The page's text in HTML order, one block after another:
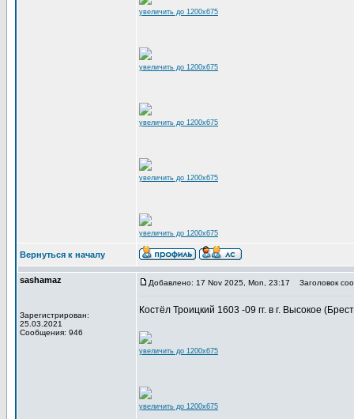
увеличить до 1200x675
увеличить до 1200x675
увеличить до 1200x675
увеличить до 1200x675
увеличить до 1200x675
Вернуться к началу
sashamaz
Зарегистрирован:
25.03.2021
Сообщения: 946
Добавлено: 17 Nov 2025, Mon, 23:17 Заголовок
Костёл Троицкий 1603 -09 гг. в г. Высокое
увеличить до 1200x675
увеличить до 1200x675